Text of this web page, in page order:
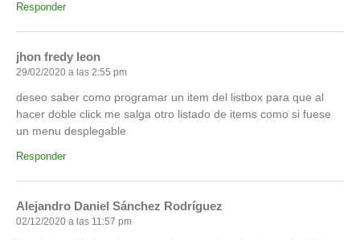
Responder
jhon fredy leon
29/02/2020 a las 2:55 pm
deseo saber como programar un item del listbox para que al
hacer doble click me salga otro listado de items como si fuese
un menu desplegable
Responder
Alejandro Daniel Sánchez Rodríguez
02/12/2020 a las 11:57 pm